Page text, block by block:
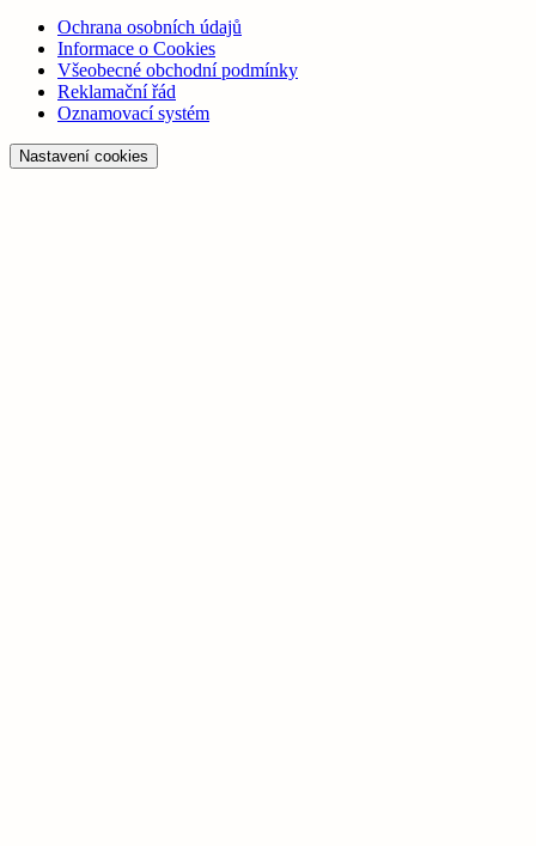
Ochrana osobních údajů
Informace o Cookies
Všeobecné obchodní podmínky
Reklamační řád
Oznamovací systém
Nastavení cookies